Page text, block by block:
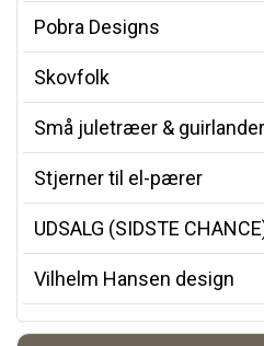
Pobra Designs
Skovfolk
Små juletræer & guirlander
Stjerner til el-pærer
UDSALG (SIDSTE
Vilhelm Hansen design